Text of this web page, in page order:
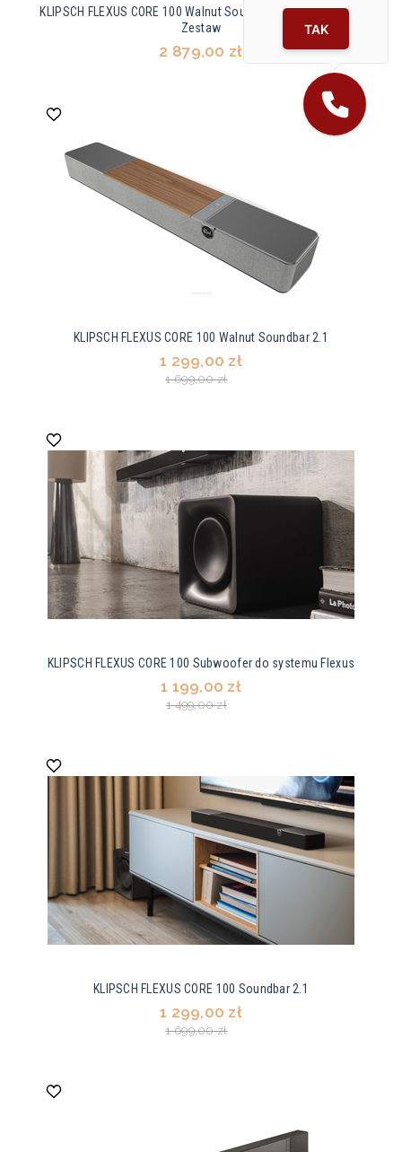
KLIPSCH FLEXUS CORE 100 Walnut Soundbar 2.1 FLEXUS SUB
Zestaw
2 879,00 zł
KLIPSCH FLEXUS CORE 100 Walnut Soundbar 2.1
1 299,00 zł
1 699,00 zł
KLIPSCH FLEXUS CORE 100 Subwoofer do systemu Flexus
1 199,00 zł
1 499,00 zł
KLIPSCH FLEXUS CORE 100 Soundbar 2.1
1 299,00 zł
1 699,00 zł
TAK